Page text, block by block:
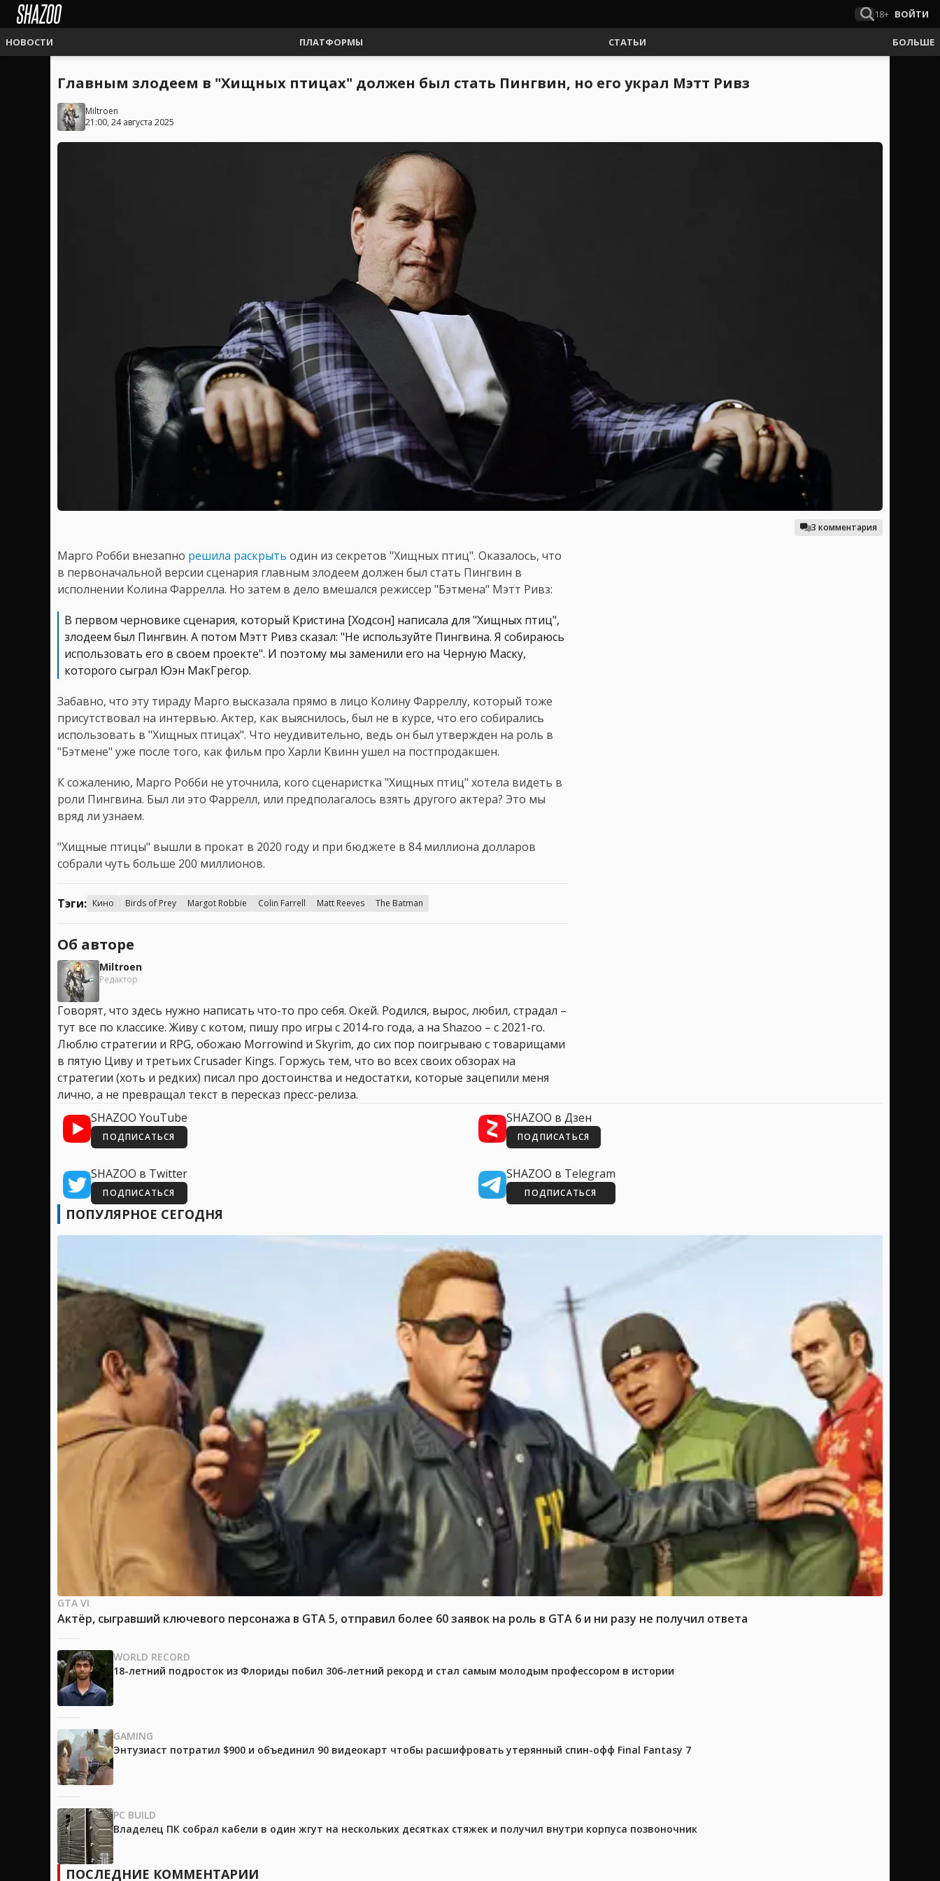
18+ ВОЙТИ
НОВОСТИ ПЛАТФОРМЫ СТАТЬИ БОЛЬШЕ
Главным злодеем в "Хищных птицах" должен был стать Пингвин, но его украл Мэтт Ривз
Miltroen
21:00, 24 августа 2025
3 комментария
Марго Робби внезапно решила раскрыть один из секретов "Хищных птиц". Оказалось, что
в первоначальной версии сценария главным злодеем должен был стать Пингвин в
исполнении Колина Фаррелла. Но затем в дело вмешался режиссер "Бэтмена" Мэтт Ривз:
В первом черновике сценария, который Кристина [Ходсон] написала для "Хищных птиц",
злодеем был Пингвин. А потом Мэтт Ривз сказал: "Не используйте Пингвина. Я собираюсь
использовать его в своем проекте". И поэтому мы заменили его на Черную Маску,
которого сыграл Юэн МакГрегор.
Забавно, что эту тираду Марго высказала прямо в лицо Колину Фарреллу, который тоже
присутствовал на интервью. Актер, как выяснилось, был не в курсе, что его собирались
использовать в "Хищных птицах". Что неудивительно, ведь он был утвержден на роль в
"Бэтмене" уже после того, как фильм про Харли Квинн ушел на постпродакшен.
К сожалению, Марго Робби не уточнила, кого сценаристка "Хищных птиц" хотела видеть в
роли Пингвина. Был ли это Фаррелл, или предполагалось взять другого актера? Это мы
вряд ли узнаем.
"Хищные птицы" вышли в прокат в 2020 году и при бюджете в 84 миллиона долларов
собрали чуть больше 200 миллионов.
Тэги: Кино Birds of Prey Margot Robbie Colin Farrell Matt Reeves The Batman
Об авторе
Miltroen
Редактор
Говорят, что здесь нужно написать что-то про себя. Окей. Родился, вырос, любил, страдал –
тут все по классике. Живу с котом, пишу про игры с 2014-го года, а на Shazoo – с 2021-го.
Люблю стратегии и RPG, обожаю Morrowind и Skyrim, до сих пор поигрываю с товарищами
в пятую Циву и третьих Crusader Kings. Горжусь тем, что во всех своих обзорах на
стратегии (хоть и редких) писал про достоинства и недостатки, которые зацепили меня
лично, а не превращал текст в пересказ пресс-релиза.
SHAZOO YouTube
ПОДПИСАТЬСЯ
SHAZOO в Дзен
ПОДПИСАТЬСЯ
SHAZOO в Twitter
ПОДПИСАТЬСЯ
SHAZOO в Telegram
ПОДПИСАТЬСЯ
ПОПУЛЯРНОЕ СЕГОДНЯ
GTA VI
Актёр, сыгравший ключевого персонажа в GTA 5, отправил более 60 заявок на роль в GTA 6 и ни разу не получил ответа
WORLD RECORD
18-летний подросток из Флориды побил 306-летний рекорд и стал самым молодым профессором в истории
GAMING
Энтузиаст потратил $900 и объединил 90 видеокарт чтобы расшифровать утерянный спин-офф Final Fantasy 7
PC BUILD
Владелец ПК собрал кабели в один жгут на нескольких десятках стяжек и получил внутри корпуса позвоночник
ПОСЛЕДНИЕ КОММЕНТАРИИ